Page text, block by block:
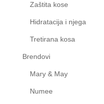
Zaštita kose
Hidratacija i njega
Tretirana kosa
Brendovi
Mary & May
Numee